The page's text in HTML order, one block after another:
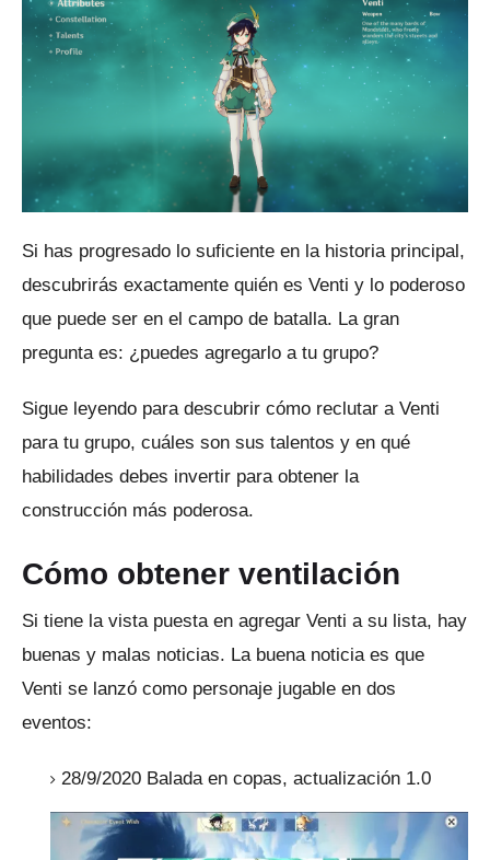
Si has progresado lo suficiente en la historia principal,
descubrirás exactamente quién es Venti y lo poderoso
que puede ser en el campo de batalla. La gran
pregunta es: ¿puedes agregarlo a tu grupo?
Sigue leyendo para descubrir cómo reclutar a Venti
para tu grupo, cuáles son sus talentos y en qué
habilidades debes invertir para obtener la
construcción más poderosa.
Cómo obtener ventilación
Si tiene la vista puesta en agregar Venti a su lista, hay
buenas y malas noticias. La buena noticia es que
Venti se lanzó como personaje jugable en dos
eventos:
28/9/2020 Balada en copas, actualización 1.0